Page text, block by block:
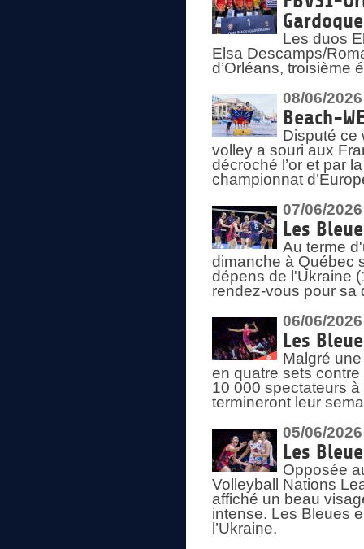
Les duos
Elsa Descamps/
d’Orléans, troisième
08/06/2026
Beach-
Disputé ce
volley a souri aux
décroché l’or et par
championnat
07/06/2026
Les
Au terme
dimanche à Québec
dépens de l'Ukraine
rendez-vous pour sa
06/06/2026
Les
Malgré
en quatre sets
10 000 spectateurs
termineront leur
05/06/2026
Les
Opposée
Volleyball Nations
affiché un beau
intense. Les Bleues
l’Ukraine.